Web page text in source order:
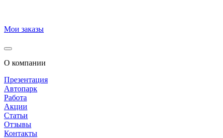
Мои заказы
О компании
Презентация
Автопарк
Работа
Акции
Статьи
Отзывы
Контакты